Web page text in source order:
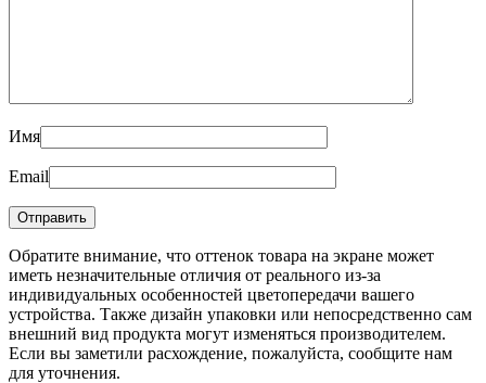
Имя
Email
Обратите внимание, что оттенок товара на экране может
иметь незначительные отличия от реального из-за
индивидуальных особенностей цветопередачи вашего
устройства. Также дизайн упаковки или непосредственно сам
внешний вид продукта могут изменяться производителем.
Если вы заметили расхождение, пожалуйста, сообщите нам
для уточнения.